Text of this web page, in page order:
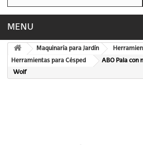
MENU
Maquinaría para Jardín
Herramientas para Césped
ABO Pala con
Wolf